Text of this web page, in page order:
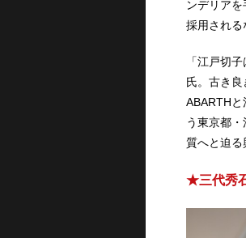
ンデリア
採用される
「江戸切
氏。古き
ABARTH
う東京都
質へと迫る
★三代秀